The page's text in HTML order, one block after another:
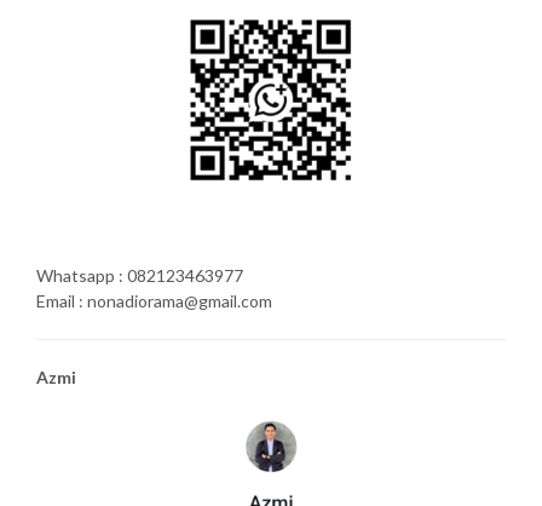
Whatsapp : 082123463977
Email : nonadiorama@gmail.com
Azmi